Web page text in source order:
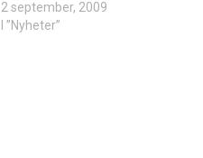
2 september, 2009
I ”Nyheter”